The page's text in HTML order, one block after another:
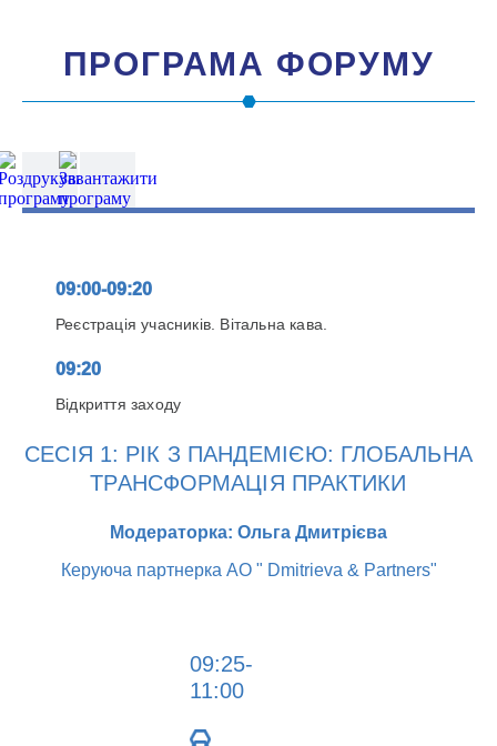
ПРОГРАМА ФОРУМУ
09:00-09:20
Реєстрація учасників. Вітальна кава.
09:20
Відкриття заходу
СЕСІЯ 1: РІК З ПАНДЕМІЄЮ: ГЛОБАЛЬНА
ТРАНСФОРМАЦІЯ ПРАКТИКИ
Модераторка: Ольга Дмитрієва
Керуюча партнерка АО " Dmitrieva & Partners"
09:25-
11:00